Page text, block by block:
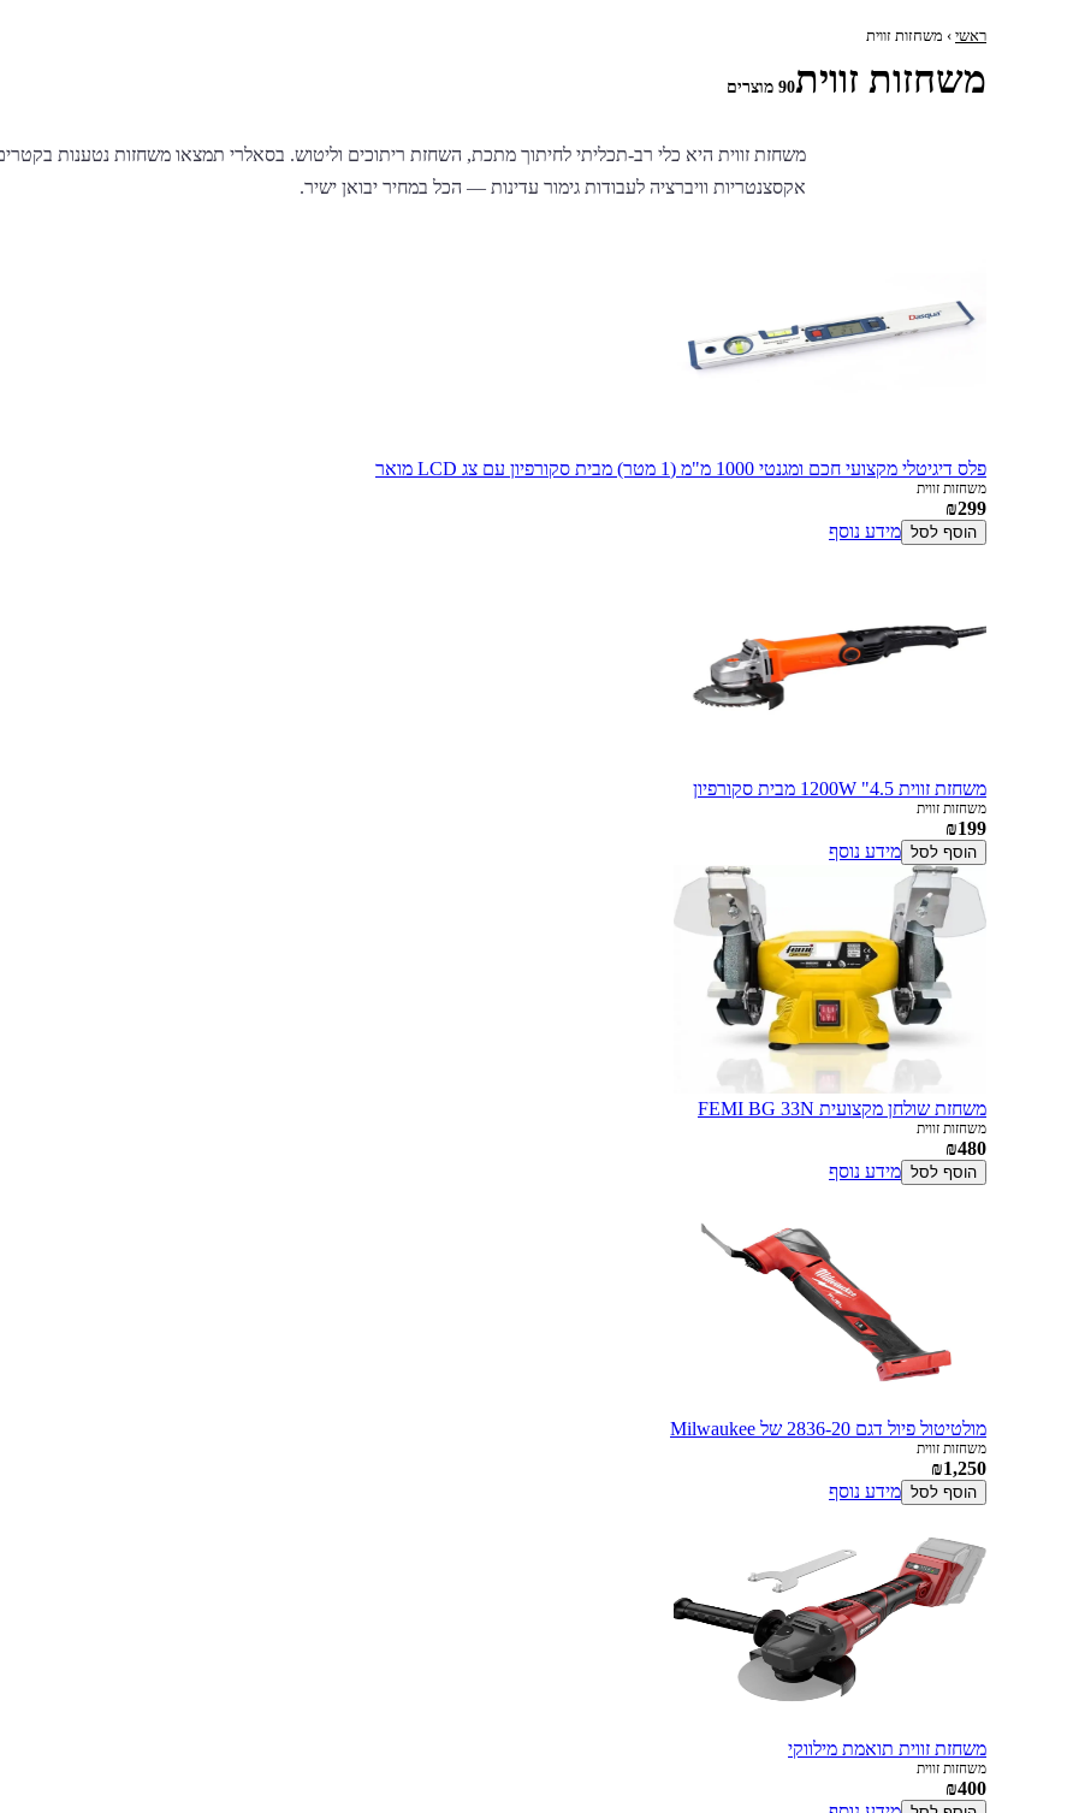
ראשי › משחזות זווית
משחזות זווית90 מוצרים
אקסצנטריות וויברציה לעבודות גימור עדינות — הכל במחיר יבואן ישיר.
פלס דיגיטלי מקצועי חכם ומגנטי 1000 מ"מ (1 מטר) מבית סקורפיון עם צג LCD מואר
משחזות זווית
₪299
הוסף לסל מידע נוסף
משחזת זווית 4.5" 1200W מבית סקורפיון
משחזות זווית
₪199
הוסף לסל מידע נוסף
משחזת שולחן מקצועית FEMI BG 33N
משחזות זווית
₪480
הוסף לסל מידע נוסף
מולטיטול פיול דגם 2836-20 של Milwaukee
משחזות זווית
₪1,250
הוסף לסל מידע נוסף
משחזת זווית תואמת מילווקי
משחזות זווית
₪400